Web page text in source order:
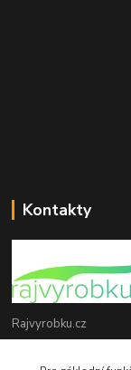
Kontakty
Rajvyrobku.cz